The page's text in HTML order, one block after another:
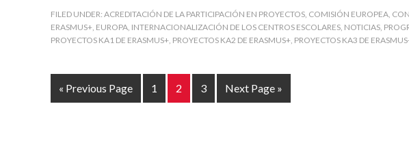
FILED UNDER: ACREDITACIÓN DE LA PARTICIPACIÓN EN PROYECTOS, COMISIÓN EUROPEA,
ERASMUS+, EUROPA, INTERNACIONALIZACIÓN DE LOS CENTROS ESCOLARES, NOTICIAS,
PROYECTOS KA1 DE ERASMUS+, PROYECTOS KA2 DE ERASMUS+, PROYECTOS KA3 DE
« Previous Page 1 2 3 Next Page »